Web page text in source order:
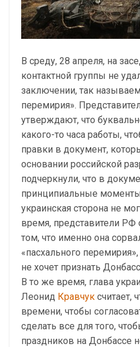
В среду, 28 апреля, на
контактной группы не
заключении, так
перемирия».
утверждают, что
какого-то часа работы,
правки в документ,
основании российской
подчеркнули, что в
принципиальные
украинская сторона не
время, представители РФ
том, что именно она
«пасхального
не хочет признать
В то же время, глава
Леонид Кравчук считает,
времени, чтобы
сделать все для того,
праздников на Донбассе